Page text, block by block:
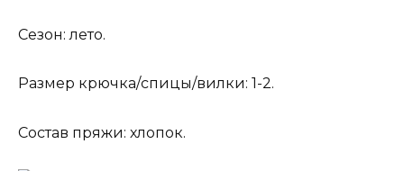
Сезон: лето.
Размер крючка/спицы/вилки: 1-2.
Состав пряжи: хлопок.